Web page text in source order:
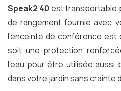
Speak2 40 est transportable
de rangement fournie avec
l’enceinte de conférence est
soit une protection
l'eau pour être utilisée aussi
dans votre jardin sans crainte